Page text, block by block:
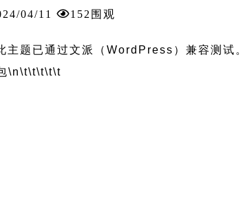
04/11 152围观
题已通过文派（WordPress）兼容测试。
\n\t\t\t\t\t